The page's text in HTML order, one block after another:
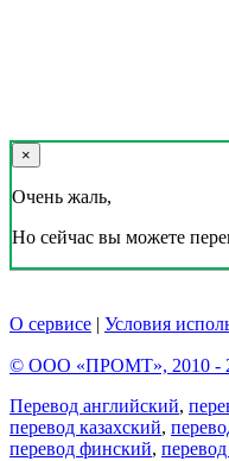
×
Очень жаль,
Но сейчас вы можете
О сервисе | Условия
© ООО «ПРОМТ», 2010 -
Перевод английский,
перевод казахский,
перевод финский,